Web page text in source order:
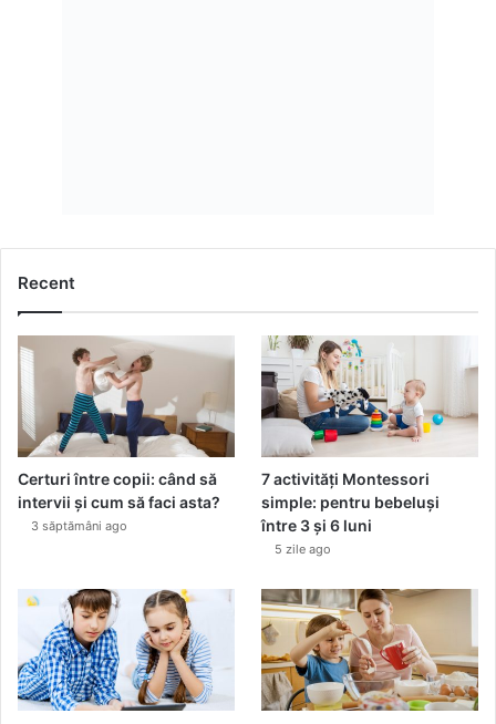
Recent
Certuri între copii: când să
intervii și cum să faci asta?
3 săptămâni ago
7 activități Montessori
simple: pentru bebeluși
între 3 și 6 luni
5 zile ago